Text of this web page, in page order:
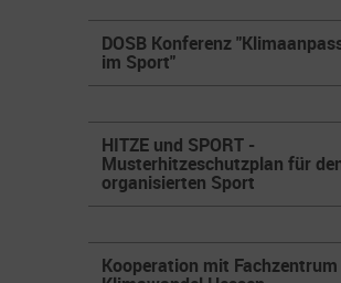
DOSB Konferenz
im Sport"
HITZE und SPORT -
Musterhitzeschutzplan für
organisierten Sport
Kooperation mit Fachzentrum